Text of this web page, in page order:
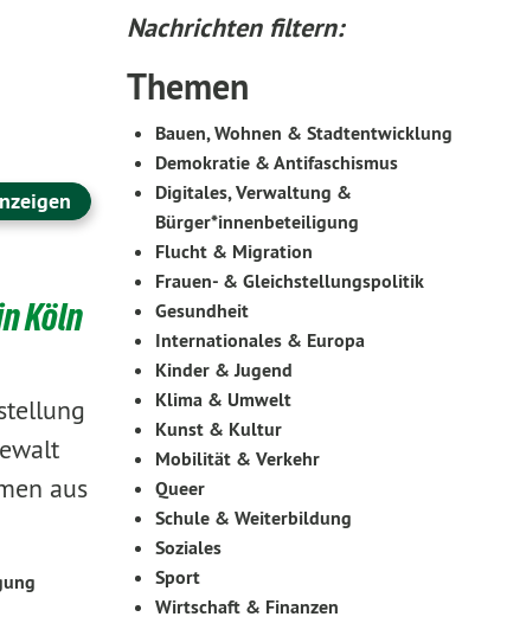
Köln
aus
Nachrichten filtern:
Themen
Bauen, Wohnen & Stadtentwicklung
Demokratie & Antifaschismus
Digitales, Verwaltung &
Bürger*innenbeteiligung
Flucht & Migration
Frauen- & Gleichstellungspolitik
Gesundheit
Internationales & Europa
Kinder & Jugend
Klima & Umwelt
Kunst & Kultur
Mobilität & Verkehr
Queer
Schule & Weiterbildung
Soziales
Sport
Wirtschaft & Finanzen